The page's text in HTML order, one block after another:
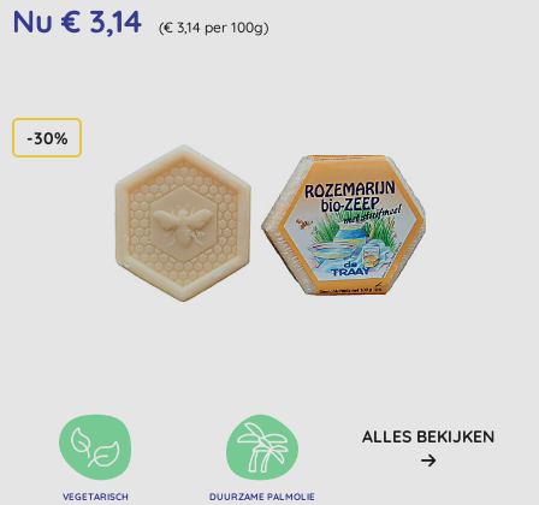
Nu € 3,14 (€ 3,14 per 100g)
-30%
VEGETARISCH DUURZAME PALMOLIE
ALLES BEKIJKEN